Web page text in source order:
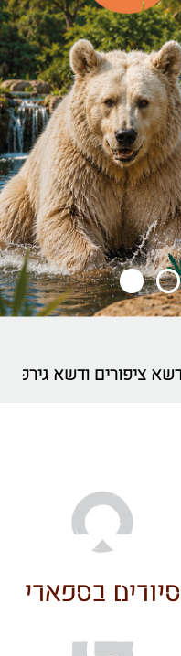
סיורים בספארי